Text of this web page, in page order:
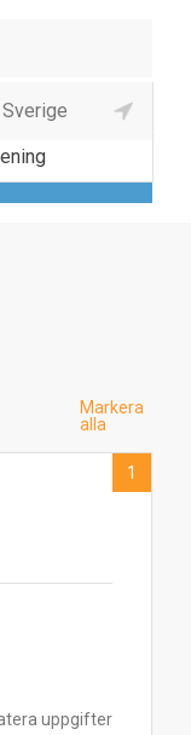
Markera
alla
uppgifter
1